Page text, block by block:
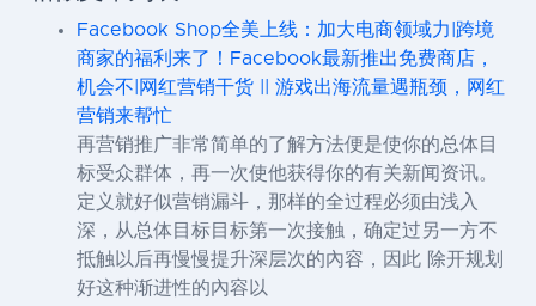
Facebook Shop全美上线：加大电商领域力|跨境
商家的福利来了！Facebook最新推出免费商店，
机会不|网红营销干货 || 游戏出海流量遇瓶颈，网红
营销来帮忙
再营销推广非常简单的了解方法便是使你的总体目
标受众群体，再一次使他获得你的有关新闻资讯。
定义就好似营销漏斗，那样的全过程必须由浅入
深，从总体目标目标第一次接触，确定过另一方不
抵触以后再慢慢提升深层次的內容，因此 除开规划
好这种渐进性的內容以